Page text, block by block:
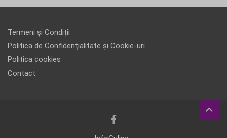
Termeni și Condiții
Politica de Confidențialitate și Cookie-uri
Politica cookies
Contact